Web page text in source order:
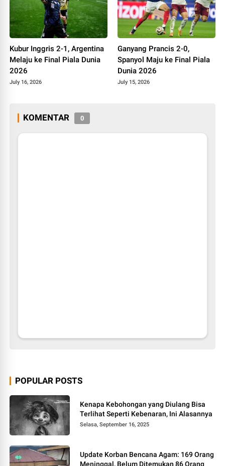
Kubur Inggris 2-1, Argentina
Melaju ke Final Piala Dunia
2026
July 16, 2026
Ganyang Prancis 2-0,
Spanyol Maju ke Final Piala
Dunia 2026
July 15, 2026
KOMENTAR 0
POPULAR POSTS
Kenapa Kebohongan yang Diulang Bisa
Terlihat Seperti Kebenaran, Ini Alasannya
Selasa, September 16, 2025
Update Korban Bencana Agam: 169 Orang
Meninggal, Belum Ditemukan 86 Orang